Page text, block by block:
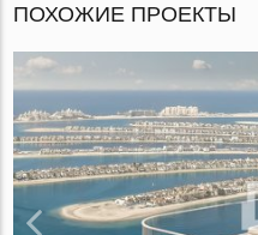
ПОХОЖИЕ ПРОЕКТЫ